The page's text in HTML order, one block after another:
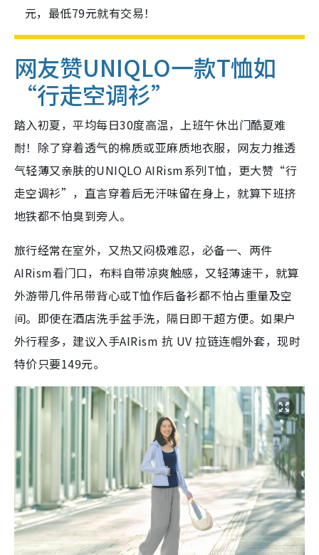
元，最低79元就有交易！
网友赞UNIQLO一款T恤如
“行走空调衫”
踏入初夏，平均每日30度高温，上班午休出门酷夏难
耐！除了穿着透气的棉质或亚麻质地衣服，网友力推透
气轻薄又亲肤的UNIQLO AIRism系列T恤，更大赞“行
走空调衫”，直言穿着后无汗味留在身上，就算下班挤
地铁都不怕臭到旁人。
旅行经常在室外，又热又闷极难忍，必备一、两件
AIRism看门口，布料自带凉爽触感，又轻薄速干，就算
外游带几件吊带背心或T恤作后备衫都不怕占重量及空
间。即使在酒店洗手盆手洗，隔日即干超方便。如果户
外行程多，建议入手AIRism 抗 UV 拉链连帽外套，现时
特价只要149元。